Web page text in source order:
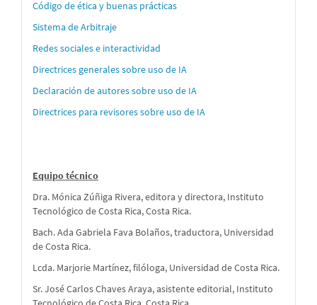
para
autores
Código de ética y buenas prácticas
Sistema de Arbitraje
Redes sociales e interactividad
Directrices generales sobre uso de IA
Declaración de autores sobre uso de IA
Directrices para revisores sobre uso de IA
Equipo técnico
Dra. Mónica Zúñiga Rivera, editora y directora, Instituto
Tecnológico de Costa Rica, Costa Rica.
Bach. Ada Gabriela Fava Bolaños, traductora, Universidad
de Costa Rica.
Lcda. Marjorie Martínez, filóloga, Universidad de Costa Rica.
Sr. José Carlos Chaves Araya, asistente editorial, Instituto